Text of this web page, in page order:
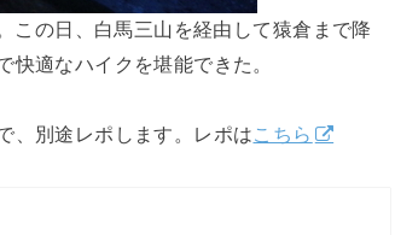
この日、白馬三山を経由して猿倉まで降
快適なハイクを堪能できた。
、別途レポします。レポはこちら